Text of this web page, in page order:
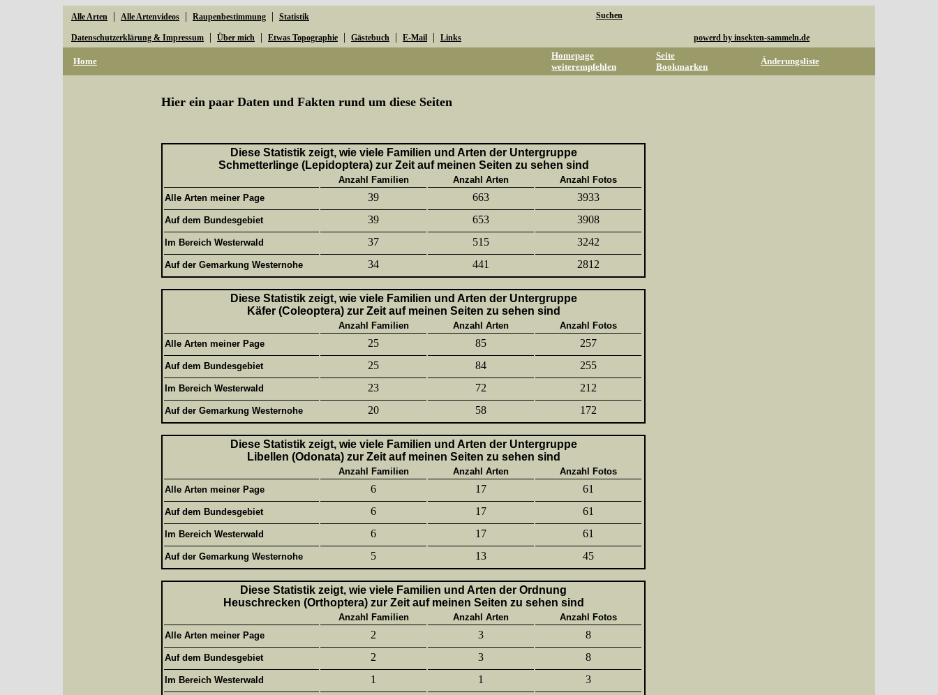
Alle Arten | Alle Artenvideos | Raupenbestimmung | Statistik Suchen
Datenschutzerklärung & Impressum | Über mich | Etwas Topographie | Gästebuch | E-Mail | Links powerd by insekten-sammeln.de
Home
Homepage
weiterempfehlen
Seite
Bookmarken
Änderungsliste
Hier ein paar Daten und Fakten rund um diese Seiten
Diese Statistik zeigt, wie viele Familien und Arten der Untergruppe
Schmetterlinge (Lepidoptera) zur Zeit auf meinen Seiten zu sehen sind
Anzahl Familien Anzahl Arten
Anzahl Fotos
Alle Arten meiner Page
39 663 3933
Auf dem Bundesgebiet 39 653 3908
Im Bereich Westerwald 37 515 3242
Auf der Gemarkung Westernohe 34 441 2812
Diese Statistik zeigt, wie viele Familien und Arten der Untergruppe
Käfer (Coleoptera) zur Zeit auf meinen Seiten zu sehen sind
Anzahl Familien Anzahl Arten
Anzahl Fotos
Alle Arten meiner Page
25 85 257
Auf dem Bundesgebiet 25 84 255
Im Bereich Westerwald 23 72 212
Auf der Gemarkung Westernohe 20 58 172
Diese Statistik zeigt, wie viele Familien und Arten der Untergruppe
Libellen (Odonata) zur Zeit auf meinen Seiten zu sehen sind
Anzahl Familien Anzahl Arten
Anzahl Fotos
Alle Arten meiner Page
6 17 61
Auf dem Bundesgebiet 6 17 61
Im Bereich Westerwald 6 17 61
Auf der Gemarkung Westernohe 5 13 45
Diese Statistik zeigt, wie viele Familien und Arten der Ordnung
Heuschrecken (Orthoptera) zur Zeit auf meinen Seiten zu sehen sind
Anzahl Familien Anzahl Arten
Anzahl Fotos
Alle Arten meiner Page
2 3 8
Auf dem Bundesgebiet 2 3 8
Im Bereich Westerwald 1 1 3